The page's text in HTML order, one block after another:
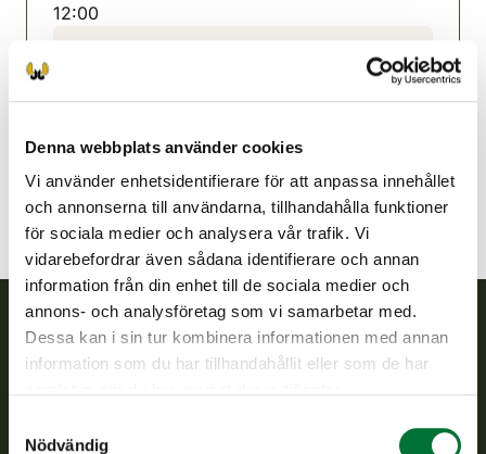
Denna webbplats använder cookies
Vi använder enhetsidentifierare för att anpassa innehållet
och annonserna till användarna, tillhandahålla funktioner
för sociala medier och analysera vår trafik. Vi
vidarebefordrar även sådana identifierare och annan
information från din enhet till de sociala medier och
annons- och analysföretag som vi samarbetar med.
Dessa kan i sin tur kombinera informationen med annan
information som du har tillhandahållit eller som de har
Nödvändig
12:00
ii@rhy.riista.fi
Finlands viltcentral
jaktvårdsföreningarnas verksamhet, ser till att viltpolitiken